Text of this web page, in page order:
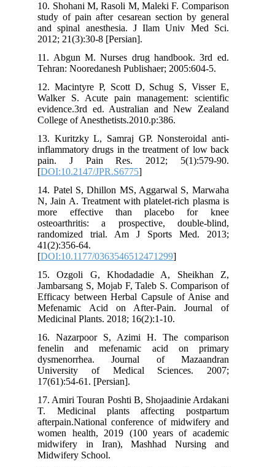
10. Shohani M, Rasoli M, Maleki F. Comparison
study of pain after cesarean section by general
and spinal anesthesia. J Ilam Univ Med Sci.
2012; 21(3):30-8 [Persian].
11. Abgun M. Nurses drug handbook. 3rd ed.
Tehran: Nooredanesh Publishaer; 2005:604-5.
12. Macintyre P, Scott D, Schug S, Visser E,
Walker S. Acute pain management: scientific
evidence.3rd ed. Australian and New Zealand
College of Anesthetists.2010.p:386.
13. Kuritzky L, Samraj GP. Nonsteroidal anti-
inflammatory drugs in the treatment of low back
pain. J Pain Res. 2012; 5(1):579-90.
[DOI:10.2147/JPR.S6775
14. Patel S, Dhillon MS, Aggarwal S, Marwaha
N, Jain A. Treatment with platelet-rich plasma is
more effective than placebo for knee
osteoarthritis: a prospective, double-blind,
randomized trial. Am J Sports Med. 2013;
41(2):356-64.
[DOI:10.1177/0363546512471299
15. Ozgoli G, Khodadadie A, Sheikhan Z,
Jambarsang S, Mojab F, Taleb S. Comparison of
Efficacy between Herbal Capsule of Anise and
Mefenamic Acid on After-Pain. Journal of
Medicinal Plants. 2018; 16(2):1-10.
16. Nazarpoor S, Azimi H. The comparison
fenelin and mefenamic acid on primary
dysmenorrhea. Journal of Mazaandran
University of Medical Sciences. 2007;
17(61):54-61. [Persian].
17. Amiri Touran Poshti B, Shojaadinie Ardakani
T. Medicinal plants affecting postpartum
afterpain.National conference of midwifery and
women health, 2019 (100 years of academic
midwifery in Iran), Mashhad Nursing and
Midwifery School.